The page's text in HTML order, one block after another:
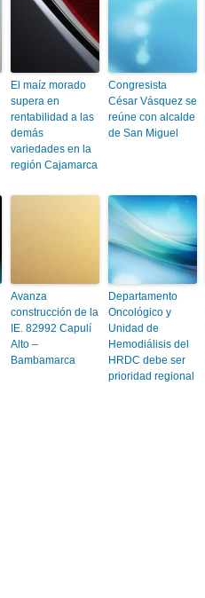
El maíz morado
supera en
rentabilidad a las
demás
variedades en la
región Cajamarca
Congresista
César Vásquez se
reúne con alcalde
de San Miguel
Avanza
construcción de la
IE. 82992 Capulí
Alto –
Bambamarca
Departamento
Oncológico y
Unidad de
Hemodiálisis del
HRDC debe ser
prioridad regional